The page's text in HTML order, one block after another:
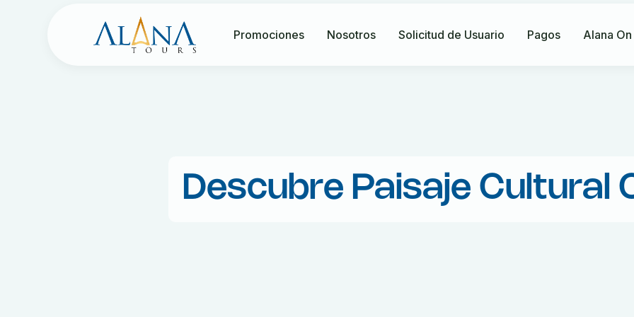
Promociones Nosotros Solicitud de Usuario Pagos Alana
Descubre Paisaje Cultural